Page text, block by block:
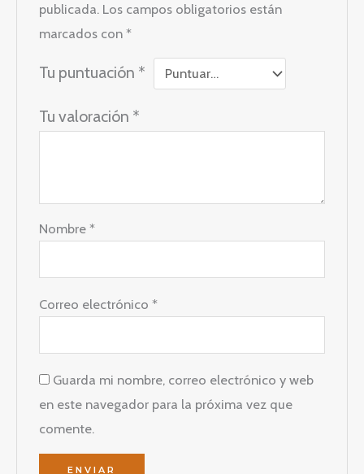
publicada. Los campos obligatorios están
marcados con*
Tu puntuación *
Tu valoración *
Nombre*
Correo electrónico*
Guarda mi nombre, correo electrónico y web
en este navegador para la próxima vez que
comente.